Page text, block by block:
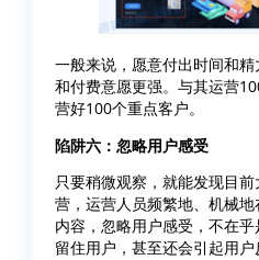
一般来说，愿意付出时间和
和付费意愿更强。与其运营
营好100个重点客户。
陷阱六：忽略用户感受
只要稍微观察，就能发现目
营，运营人员频繁地、机械
内容，忽略用户感受，不在
留住用户，甚至还会引起用户